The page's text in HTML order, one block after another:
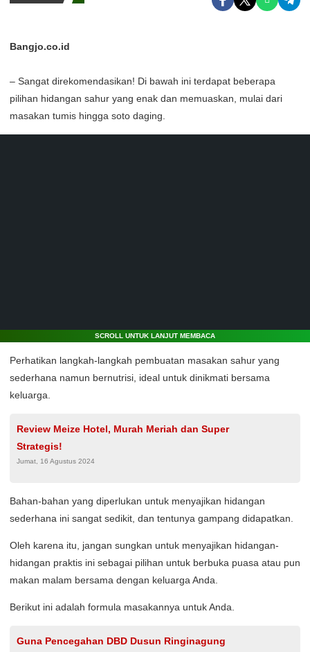
Bangjo.co.id
– Sangat direkomendasikan! Di bawah ini terdapat beberapa
pilihan hidangan sahur yang enak dan memuaskan, mulai dari
masakan tumis hingga soto daging.
SCROLL UNTUK LANJUT MEMBACA
Perhatikan langkah-langkah pembuatan masakan sahur yang
sederhana namun bernutrisi, ideal untuk dinikmati bersama
keluarga.
Review Meize Hotel, Murah Meriah dan Super
Strategis!
Jumat, 16 Agustus 2024
Bahan-bahan yang diperlukan untuk menyajikan hidangan
sederhana ini sangat sedikit, dan tentunya gampang didapatkan.
Oleh karena itu, jangan sungkan untuk menyajikan hidangan-
hidangan praktis ini sebagai pilihan untuk berbuka puasa atau pun
makan malam bersama dengan keluarga Anda.
Berikut ini adalah formula masakannya untuk Anda.
Guna Pencegahan DBD Dusun Ringinagung